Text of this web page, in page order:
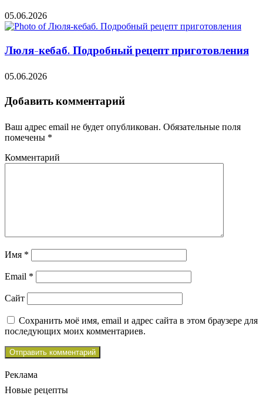
05.06.2026
Люля-кебаб. Подробный рецепт приготовления
05.06.2026
Добавить комментарий
Ваш адрес email не будет опубликован. Обязательные поля
помечены *
Комментарий
Имя *
Email *
Сайт
Сохранить моё имя, email и адрес сайта в этом браузере для
последующих моих комментариев.
Реклама
Новые рецепты